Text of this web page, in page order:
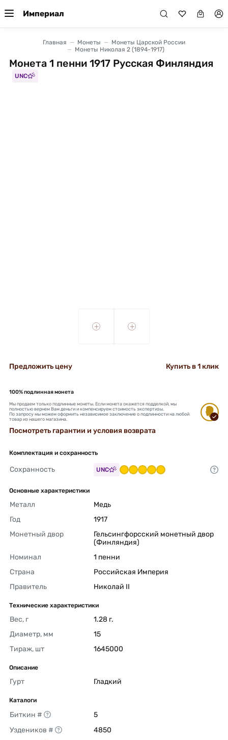
Империал
Главная Монеты
Монеты Царской России
Монеты Николая 2 (1894-1917)
Монета 1 пенни 1917 Русская Финляндия
UNC
+ +
Предложить цену Купить в 1 клик
100% подлинная монета
Мы продаем только подлинные монеты. Если монета окажется подделкой, мы
полностью вернем Вам деньги и компенсируем стоимость экспертизы.
По запросу мы можем оформить независимое заключение о подлинности на любой
товар из нашего магазина.
Посмотреть гарантии и условия возврата
Комплектация и сохранность
Сохранность UNC
Основные характеристики
Металл
Медь
Год
1917
Монетный двор
Гельсингфорсский монетный двор
(Финляндия)
Номинал
1 пенни
Страна
Российская Империя
Правитель
Николай II
Технические характеристики
Вес, г
1.28 г.
Диаметр, мм
15
Тираж, шт
1645000
Описание
Гурт Гладкий
Каталоги
Биткин #
5
Уздеников #
4850